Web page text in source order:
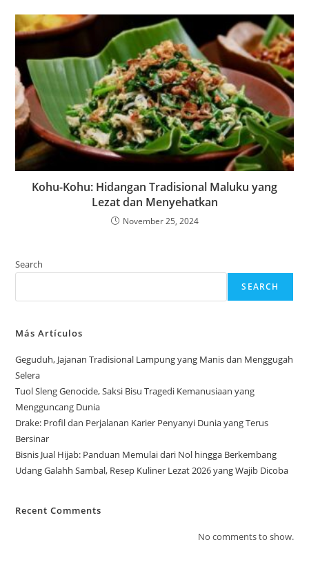
Kohu-Kohu: Hidangan Tradisional Maluku yang
Lezat dan Menyehatkan
November 25, 2024
Search
SEARCH
Más Artículos
Geguduh, Jajanan Tradisional Lampung yang Manis dan Menggugah
Selera
Tuol Sleng Genocide, Saksi Bisu Tragedi Kemanusiaan yang
Mengguncang Dunia
Drake: Profil dan Perjalanan Karier Penyanyi Dunia yang Terus
Bersinar
Bisnis Jual Hijab: Panduan Memulai dari Nol hingga Berkembang
Udang Galahh Sambal, Resep Kuliner Lezat 2026 yang Wajib Dicoba
Recent Comments
No comments to show.